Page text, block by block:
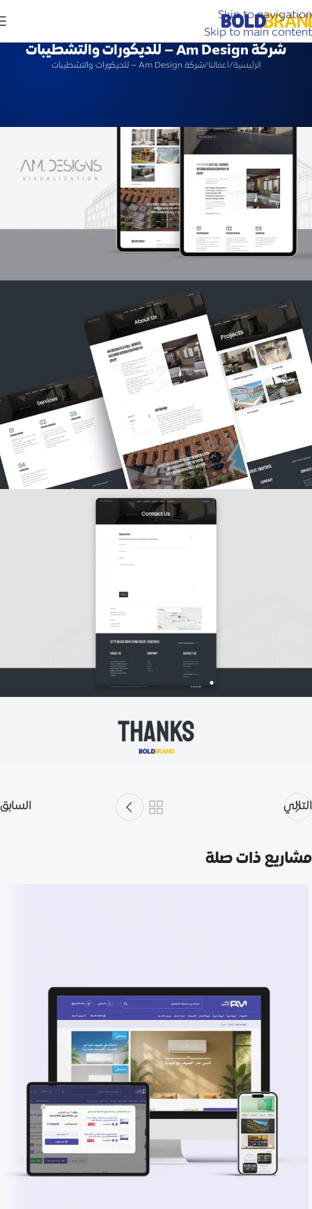
Skip to navigation
Skip to main content
شركة Am Design – للديكورات والتشطيبات
الرئيسية اعمالنا شركة Am Design – للديكورات والتشطيبات
التالي السابق
مشاريع ذات صلة